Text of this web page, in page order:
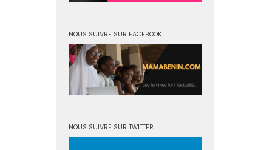
NOUS SUIVRE SUR FACEBOOK
NOUS SUIVRE SUR TWITTER